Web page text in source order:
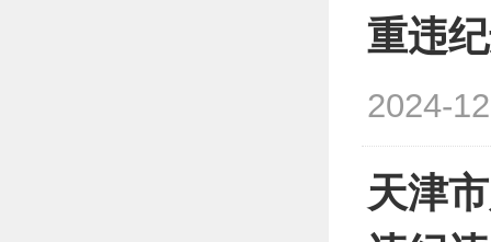
重违
2024-
天津